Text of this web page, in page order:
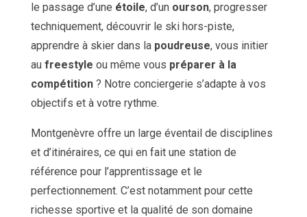
le passage d’une étoile, d’un ourson, progresser
techniquement, découvrir le ski hors-piste,
apprendre à skier dans la poudreuse, vous initier
au freestyle ou même vous préparer à la
compétition? Notre conciergerie s’adapte à vos
objectifs et à votre rythme.
Montgenèvre offre un large éventail de disciplines
et d’itinéraires, ce qui en fait une station de
référence pour l’apprentissage et le
perfectionnement. C’est notamment pour cette
richesse sportive et la qualité de son domaine